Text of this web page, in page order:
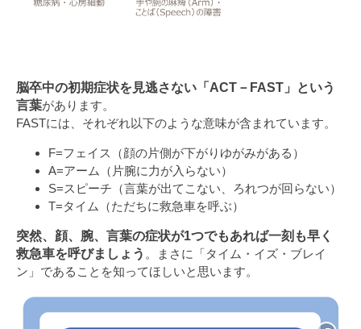
脳卒中の初期症状を見逃さない「ACT－FAST」という
言葉があります。
FASTには、それぞれ以下のような意味が含まれています。
F=フェイス（顔の片側が下がりゆがみがある）
A=アーム（片腕に力が入らない）
S=スピーチ（言葉が出てこない、ろれつが回らない）
T=タイム（ただちに救急車を呼ぶ）
突然、顔、腕、言葉の症状が1つでもあれば一刻も早く
救急車を呼びましょう 。まさに「タイム・イズ・ブレイ
ン」であることを知ってほしいと思います。